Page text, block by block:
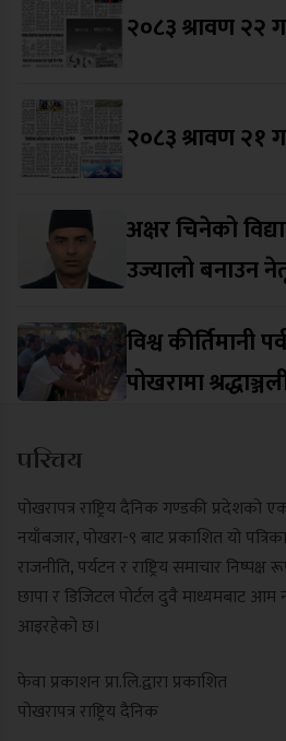
२०८३ श्रावण २२
२०८३ श्रावण २१
अक्षर चिनेको
उज्यालो बनाउन
विश्व कीर्तिमानी
पोखरामा
परिचय
पोखरापत्र राष्ट्रिय दैनिक गण्डकी प्रदेशको
नयाँबजार, पोखरा-९ बाट प्रकाशित यो
राजनीति, पर्यटन र राष्ट्रिय समाचार
छापा र डिजिटल पोर्टल दुवै माध्यमबाट
आइरहेको छ।
फेवा प्रकाशन प्रा.लि.द्वारा प्रकाशित
पोखरापत्र राष्ट्रिय दैनिक